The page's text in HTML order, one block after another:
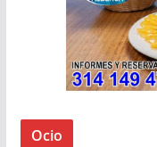
Ocio